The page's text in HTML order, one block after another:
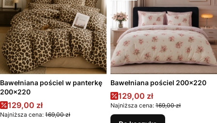
Bawełniana pościel w panterkę
200x220
Cena promocyjna
129,00 zł
Najniższa cena: 169,00 zł
Bawełniana pościel 200x220
Cena promocyjna
129,00 zł
Najniższa cena: 169,00 zł